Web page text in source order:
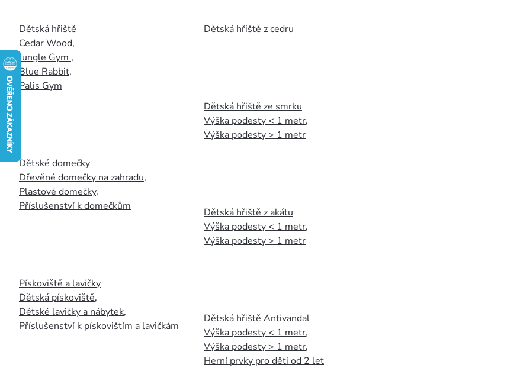
Dětská hřiště
Cedar Wood,
Jungle Gym ,
Blue Rabbit,
Palis Gym
Dětské domečky
Dřevěné domečky na zahradu,
Plastové domečky,
Příslušenství k domečkům
Pískoviště a lavičky
Dětská pískoviště,
Dětské lavičky a nábytek,
Příslušenství k pískovištím a lavičkám
Dětská hřiště z cedru
Dětská hřiště ze smrku
Výška podesty < 1 metr,
Výška podesty > 1 metr
Dětská hřiště z akátu
Výška podesty < 1 metr,
Výška podesty > 1 metr
Dětská hřiště Antivandal
Výška podesty < 1 metr,
Výška podesty > 1 metr,
Herní prvky pro děti od 2 let